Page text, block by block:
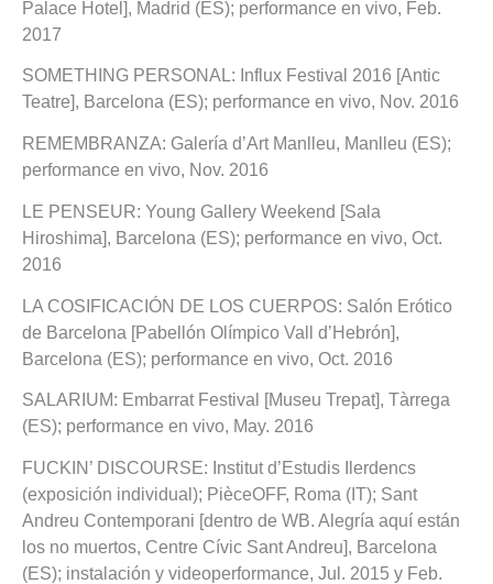
Palace Hotel], Madrid (ES); performance en vivo, Feb.
2017
SOMETHING PERSONAL: Influx Festival 2016 [Antic
Teatre], Barcelona (ES); performance en vivo, Nov. 2016
REMEMBRANZA: Galería d’Art Manlleu, Manlleu (ES);
performance en vivo, Nov. 2016
LE PENSEUR: Young Gallery Weekend [Sala
Hiroshima], Barcelona (ES); performance en vivo, Oct.
2016
LA COSIFICACIÓN DE LOS CUERPOS: Salón Erótico
de Barcelona [Pabellón Olímpico Vall d’Hebrón],
Barcelona (ES); performance en vivo, Oct. 2016
SALARIUM: Embarrat Festival [Museu Trepat], Tàrrega
(ES); performance en vivo, May. 2016
FUCKIN’ DISCOURSE: Institut d’Estudis Ilerdencs
(exposición individual); PièceOFF, Roma (IT); Sant
Andreu Contemporani [dentro de WB. Alegría aquí están
los no muertos, Centre Cívic Sant Andreu], Barcelona
(ES); instalación y videoperformance, Jul. 2015 y Feb.